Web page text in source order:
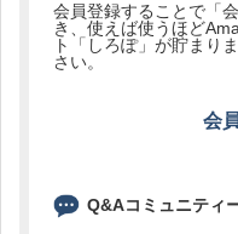
会員登録することで「
き、使えば使うほど
ト「しろぽ」が貯まり
さい。
会
Q&Aコミュニティ